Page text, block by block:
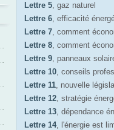
Lettre 5, gaz naturel
Lettre 6, efficacité
Lettre 7, comment
Lettre 8, comment
Lettre 9, panneaux
Lettre 10, conseils
Lettre 11, nouvelle
Lettre 12, stratégie
Lettre 13, dépendance
Lettre 14, l'énergie est